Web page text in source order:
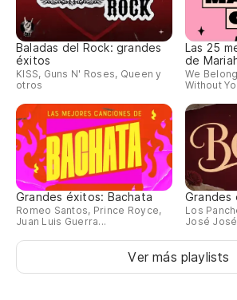
Baladas del Rock: grandes
éxitos
KISS, Guns N' Roses, Queen y
otros
Las 25
de
We
Without
Grandes éxitos: Bachata
Romeo Santos, Prince Royce,
Juan Luis Guerra...
Grandes
Los
José
Ver más playlists